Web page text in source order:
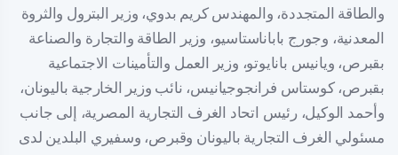
والطاقة المتجددة، والمهندس كريم بدوي، وزير البترول والثروة
المعدنية، وجورج باباناستاسيو، وزير الطاقة والتجارة والصناعة
بقبرص، ويانيس بانايوتو، وزير العمل والتأمينات الاجتماعية
بقبرص، كوستاس فرانجوجيانيس، نائب وزير الخارجية باليونان،
وأحمد الوكيل، رئيس اتحاد الغرف التجارية المصرية، إلى جانب
مسئولي الغرف التجارية باليونان وقبرص، وسفيري البلدين لدى